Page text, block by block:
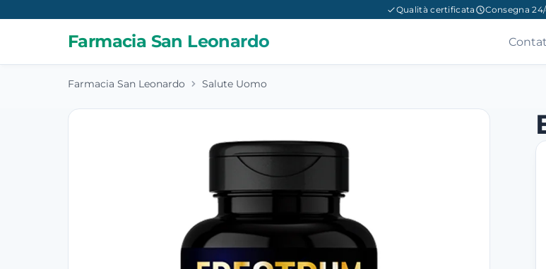
Qualità certificata Consegna
Farmacia San Leonardo
Farmacia San Leonardo Salute Uomo